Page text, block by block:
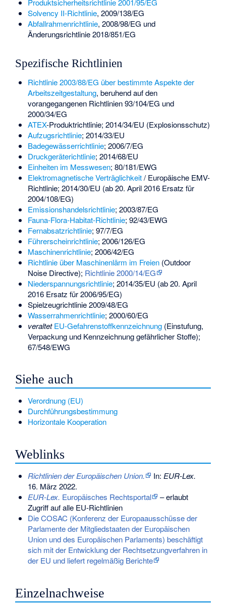
Produktsicherheitsrichtlinie 2001/95/EG
Solvency II-Richtlinie, 2009/138/EG
Abfallrahmenrichtlinie, 2008/98/EG und
Änderungsrichtlinie 2018/851/EG
Spezifische Richtlinien
Richtlinie 2003/88/EG über bestimmte Aspekte der
Arbeitszeitgestaltung, beruhend auf den
vorangegangenen Richtlinien 93/104/EG und
2000/34/EG
ATEX-Produktrichtlinie; 2014/34/EU (Explosionsschutz)
Aufzugsrichtlinie; 2014/33/EU
Badegewässerrichtlinie; 2006/7/EG
Druckgeräterichtlinie; 2014/68/EU
Einheiten im Messwesen; 80/181/EWG
Elektromagnetische Verträglichkeit/Europäische EMV-
Richtlinie; 2014/30/EU (ab 20. April 2016 Ersatz für
2004/108/EG)
Emissionshandelsrichtlinie; 2003/87/EG
Fauna-Flora-Habitat-Richtlinie; 92/43/EWG
Fernabsatzrichtlinie; 97/7/EG
Führerscheinrichtlinie; 2006/126/EG
Maschinenrichtlinie; 2006/42/EG
Richtlinie über Maschinenlärm im Freien(Outdoor
Noise Directive); Richtlinie 2000/14/EG
Niederspannungsrichtlinie; 2014/35/EU (ab 20. April
2016 Ersatz für 2006/95/EG)
Spielzeugrichtlinie2009/48/EG
Wasserrahmenrichtlinie; 2000/60/EG
veraltet EU-Gefahrenstoffkennzeichnung(Einstufung,
Verpackung und Kennzeichnung gefährlicher Stoffe);
67/548/EWG
Siehe auch
Verordnung (EU)
Durchführungsbestimmung
Horizontale Kooperation
Weblinks
Richtlinien der Europäischen Union. In: EUR-Lex.
16. März 2022.
EUR-Lex. Europäisches Rechtsportal
– erlaubt
Zugriff auf alle EU-Richtlinien
Die COSAC (Konferenz der Europaausschüsse der
Parlamente der Mitgliedstaaten der Europäischen
Union und des Europäischen Parlaments) beschäftigt
sich mit der Entwicklung der Rechtsetzungverfahren in
der EU und liefert regelmäßig Berichte
Einzelnachweise